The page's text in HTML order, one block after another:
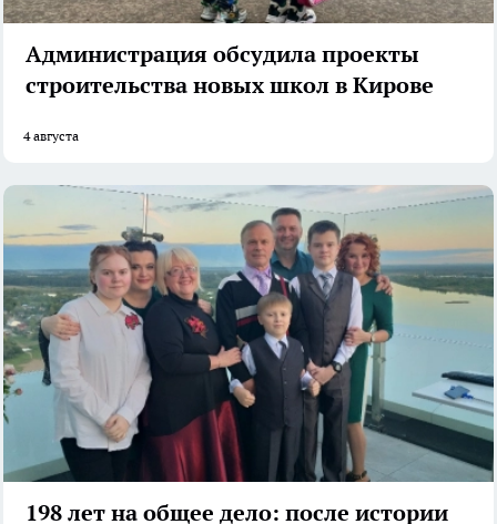
Администрация обсудила проекты
строительства новых школ в Кирове
4 августа
198 лет на общее дело: после истории